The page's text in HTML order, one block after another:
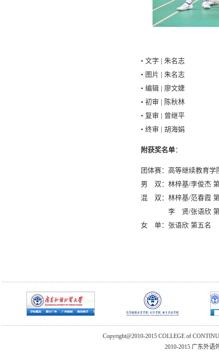
• 文字 | 朱名志
• 图片 | 朱名志
• 编辑 | 廖文婕
• 初审 | 陈秋林
• 复审 | 曾继平
• 终审 | 胡海娟
附获奖名单：
团体赛：高等继续教育
男 双：林梓基/李俊杰
混 双：林梓基/范春霞
李 贤/张语欣 第
女 单：张语欣 第五名
Copyright@2010-2015 COLLEGE of
2010-2015 广东外语